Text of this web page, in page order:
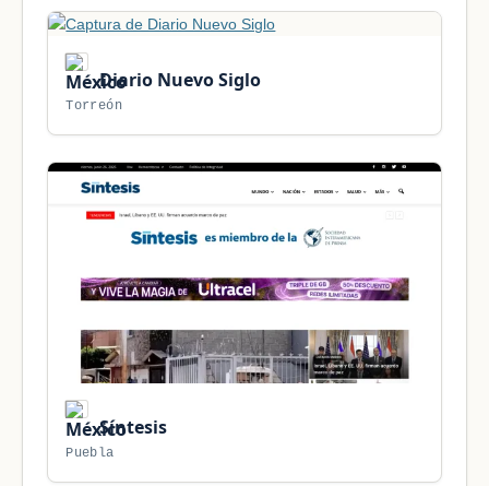
Diario Nuevo Siglo
Torreón
Síntesis
Puebla